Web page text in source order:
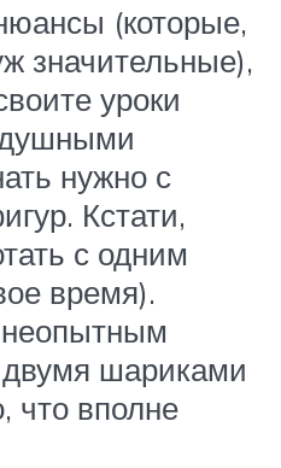
(которые,
значительные),
уроки
нужно с
Кстати,
с одним
время).
шариками
что вполне